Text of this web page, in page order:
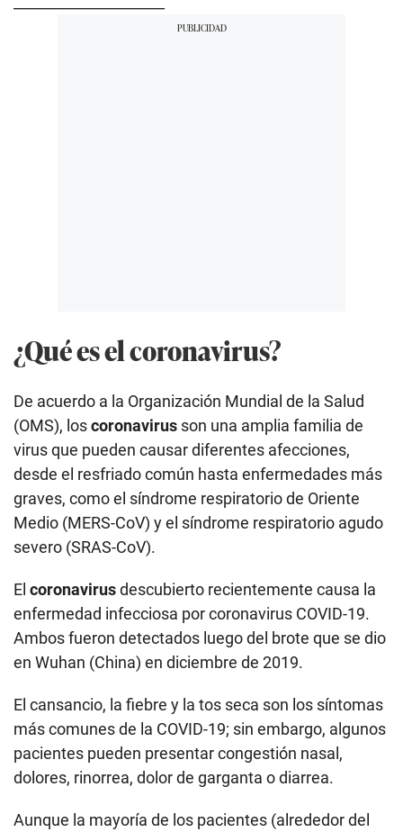
¿Qué es el coronavirus?
De acuerdo a la Organización Mundial de la Salud
(OMS), loscoronavirus son una amplia familia de
virus que pueden causar diferentes afecciones,
desde el resfriado común hasta enfermedades más
graves, como el síndrome respiratorio de Oriente
Medio (MERS-CoV) y el síndrome respiratorio agudo
severo (SRAS-CoV).
El coronavirusdescubierto recientemente causa la
enfermedad infecciosa por coronavirus COVID-19.
Ambos fueron detectados luego del brote que se dio
en Wuhan (China) en diciembre de 2019.
El cansancio, la fiebre y la tos seca son los síntomas
más comunes de la COVID-19; sin embargo, algunos
pacientes pueden presentar congestión nasal,
dolores, rinorrea, dolor de garganta o diarrea.
Aunque la mayoría de los pacientes (alrededor del